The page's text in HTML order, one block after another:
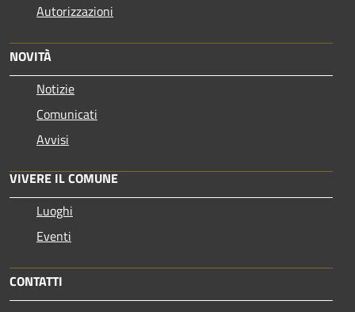
Autorizzazioni
NOVITÀ
Notizie
Comunicati
Avvisi
VIVERE IL COMUNE
Luoghi
Eventi
CONTATTI